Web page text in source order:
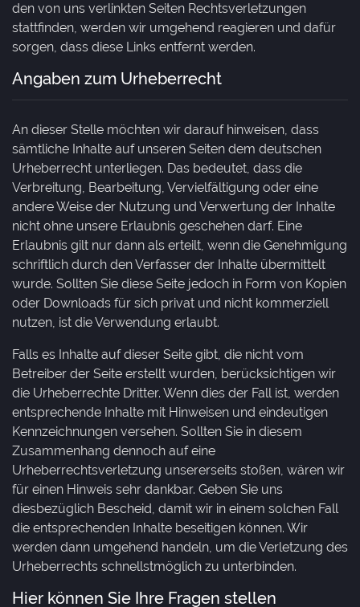
den von uns verlinkten Seiten Rechtsverletzungen
stattfinden, werden wir umgehend reagieren und dafür
sorgen, dass diese Links entfernt werden.
Angaben zum Urheberrecht
An dieser Stelle möchten wir darauf hinweisen, dass
sämtliche Inhalte auf unseren Seiten dem deutschen
Urheberrecht unterliegen. Das bedeutet, dass die
Verbreitung, Bearbeitung, Vervielfältigung oder eine
andere Weise der Nutzung und Verwertung der Inhalte
nicht ohne unsere Erlaubnis geschehen darf. Eine
Erlaubnis gilt nur dann als erteilt, wenn die Genehmigung
schriftlich durch den Verfasser der Inhalte übermittelt
wurde. Sollten Sie diese Seite jedoch in Form von Kopien
oder Downloads für sich privat und nicht kommerziell
nutzen, ist die Verwendung erlaubt.
Falls es Inhalte auf dieser Seite gibt, die nicht vom
Betreiber der Seite erstellt wurden, berücksichtigen wir
die Urheberrechte Dritter. Wenn dies der Fall ist, werden
entsprechende Inhalte mit Hinweisen und eindeutigen
Kennzeichnungen versehen. Sollten Sie in diesem
Zusammenhang dennoch auf eine
Urheberrechtsverletzung unsererseits stoßen, wären wir
für einen Hinweis sehr dankbar. Geben Sie uns
diesbezüglich Bescheid, damit wir in einem solchen Fall
die entsprechenden Inhalte beseitigen können. Wir
werden dann umgehend handeln, um die Verletzung des
Urheberrechts schnellstmöglich zu unterbinden.
Hier können Sie Ihre Fragen stellen